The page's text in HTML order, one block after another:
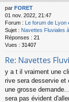
par FORET
01 nov. 2022, 21:47
Forum : Le forum de Lyon
Sujet : Navettes Fluviales
Réponses : 21
Vues : 31407
Re: Navettes
y a t il vraiment une
rive sera desservie et
une grosse
sera pas évident